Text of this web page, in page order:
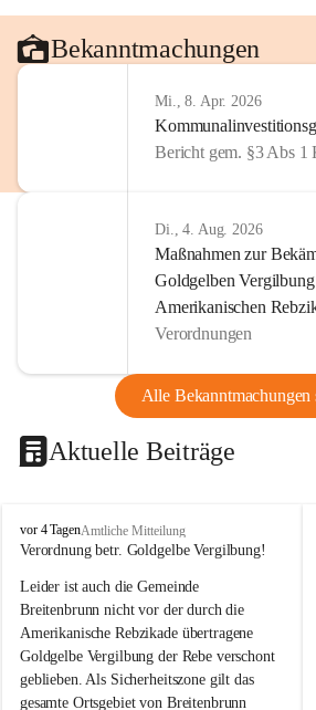
Bekanntmachungen
Mi., 8. Apr. 2026
Bericht gem. §3 Abs 1
Di., 4. Aug. 2026
Maßnahmen zur
Goldgelben
Amerikanischen
Verordnungen
Alle Bekanntmachungen
Aktuelle Beiträge
B
r
i
t
e
n
b
r
vor 4 TagenAmtliche Mitteilung
Verordnung betr. Goldgelbe Vergilbung!
Leider ist auch die Gemeinde
Breitenbrunn nicht vor der durch die
Amerikanische Rebzikade übertragene
Goldgelbe Vergilbung der Rebe verschont
geblieben. Als Sicherheitszone gilt das
gesamte Ortsgebiet von Breitenbrunn